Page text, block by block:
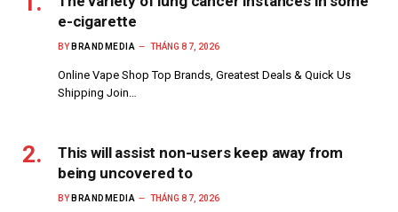
e-cigarette
BY BRANDMEDIA THÁNG 8 7, 2026
Online Vape Shop Top Brands, Greatest Deals & Quick Us
Shipping Join…
This will assist non-users keep away from
being uncovered to
BY BRANDMEDIA THÁNG 8 7, 2026